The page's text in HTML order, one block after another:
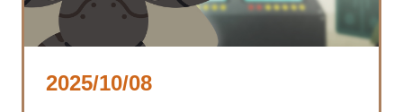
2025/10/08